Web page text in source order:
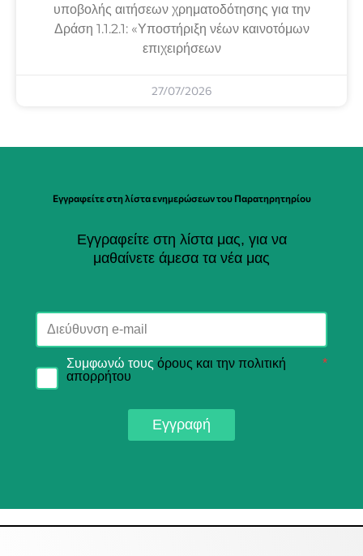
υποβολής αιτήσεων χρηματοδότησης για την
Δράση 1.1.2.1: «Υποστήριξη νέων καινοτόμων
επιχειρήσεων
27/07/2026
Εγγραφείτε στη λίστα ενημερώσεων του Παρατηρητηρίου
Εγγραφείτε στη λίστα μας, για να
μαθαίνετε άμεσα τα νέα μας
Συμφωνώ τους όρους και την πολιτική
απορρήτου
*
Εγγραφή